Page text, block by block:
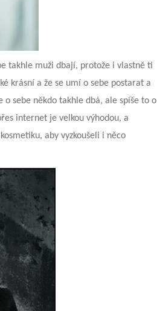
takhle muži dbají, protože i vlastně ti
krásní a že se umí o sebe postarat a
o sebe někdo takhle dbá, ale spíše to o
internet je velkou výhodou, a
aby vyzkoušeli i něco